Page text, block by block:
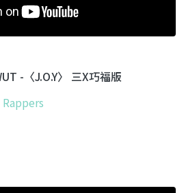
-〈J.O.Y〉 三X巧福版